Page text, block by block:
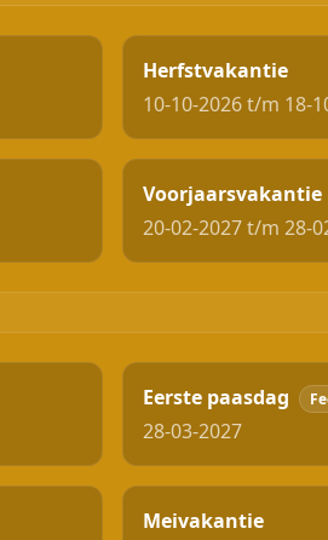
Herfstvakantie
10-10-2026 t/m 18-
Voorjaarsvakantie
20-02-2027 t/m 28-
Eerste paasdag
28-03-2027
Meivakantie